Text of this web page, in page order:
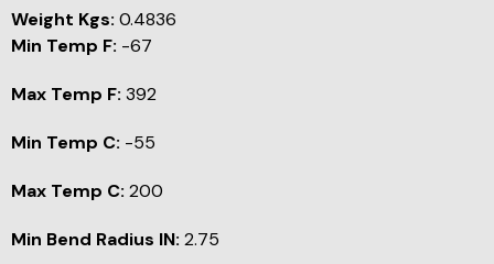
Weight Kgs: 0.4836
Min Temp F: -67
Max Temp F: 392
Min Temp C: -55
Max Temp C: 200
Min Bend Radius IN: 2.75